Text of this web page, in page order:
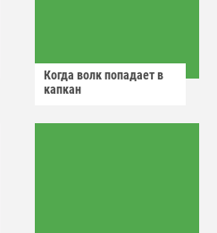
Когда волк попадает в
капкан